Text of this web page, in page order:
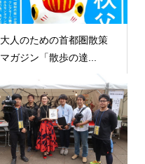
大人のための首都圏散策
マガジン「散歩の達...